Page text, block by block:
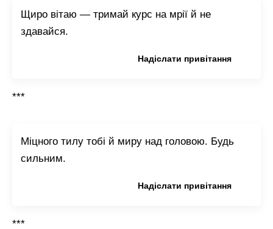
Щиро вітаю — тримай курс на мрії й не
здавайся.
Надіслати привітання
***
Міцного тилу тобі й миру над головою. Будь
сильним.
Надіслати привітання
***